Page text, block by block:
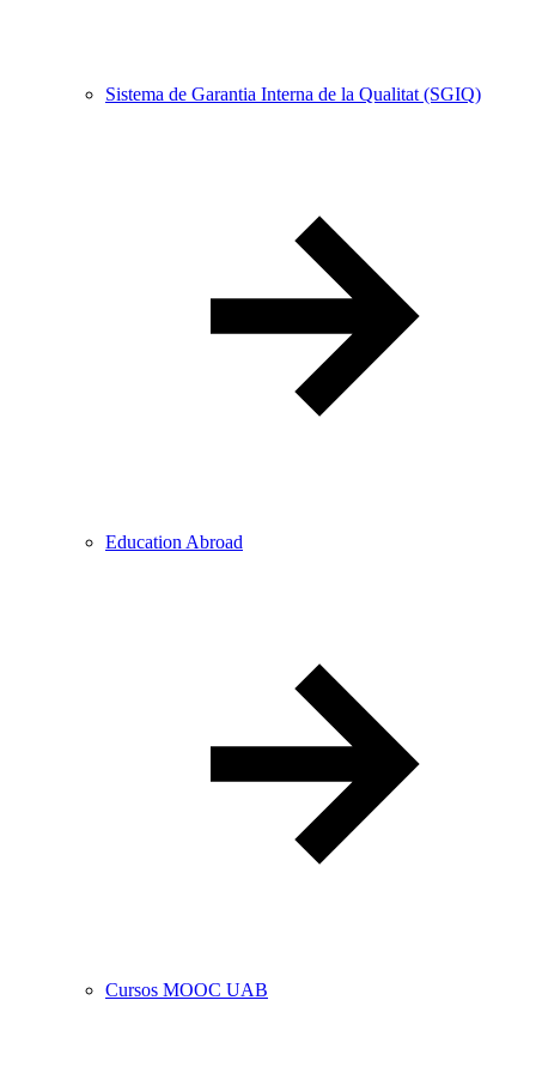
Sistema de Garantia Interna de la Qualitat (SGIQ)
Education Abroad
Cursos MOOC UAB